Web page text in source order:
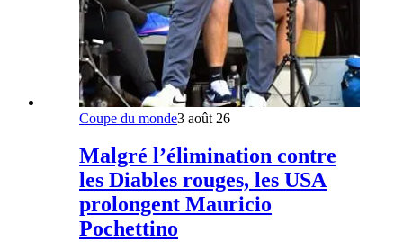
Coupe du monde3 août 26
Malgré l’élimination contre
les Diables rouges, les USA
prolongent Mauricio
Pochettino